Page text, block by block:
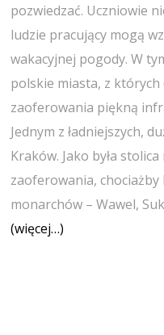
pozwiedzać. Uczniowie
ludzie pracujący mogą
wakacyjnej pogody. W
polskie miasta, z których
zaoferowania piękną
Jednym z ładniejszych,
Kraków. Jako była
zaoferowania, chociażby
monarchów – Wawel,
(więcej…)